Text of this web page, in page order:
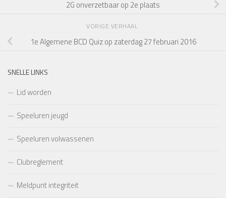
2G onverzetbaar op 2e plaats
VORIGE VERHAAL
1e Algemene BCD Quiz op zaterdag 27 februari 2016
SNELLE LINKS
Lid worden
Speeluren jeugd
Speeluren volwassenen
Clubreglement
Meldpunt integriteit